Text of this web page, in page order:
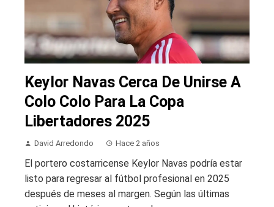
Keylor Navas Cerca De Unirse A
Colo Colo Para La Copa
Libertadores 2025
David Arredondo Hace 2 años
El portero costarricense Keylor Navas podría estar
listo para regresar al fútbol profesional en 2025
después de meses al margen. Según las últimas